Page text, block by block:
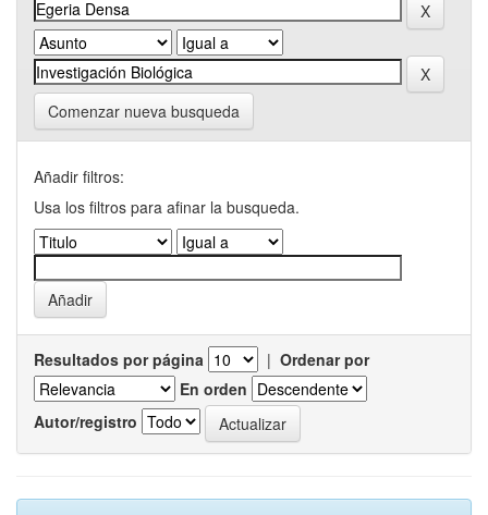
Comenzar nueva busqueda
Añadir filtros:
Usa los filtros para afinar la busqueda.
Resultados por página | Ordenar por
En orden
Autor/registro